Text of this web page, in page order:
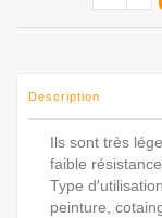
Description
Ils sont très
faible
Type
peinture,